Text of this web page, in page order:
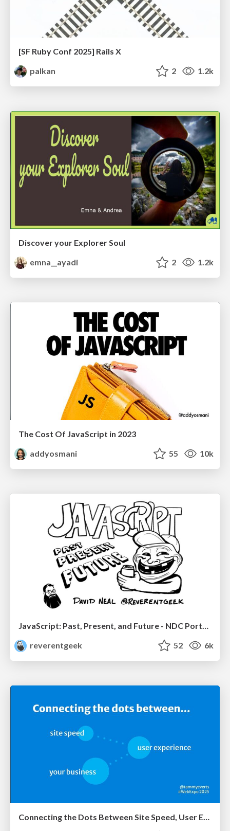
[SF Ruby Conf 2025] Rails X
palkan
2 1.2k
Discover your Explorer Soul
emna__ayadi
2 1.2k
The Cost Of JavaScript in 2023
addyosmani
55 10k
JavaScript: Past, Present, and Future - NDC Porto 2020
reverentgeek
52 6k
Connecting the Dots Between Site Speed, User Experience & Your Business [WebExpo 2025]